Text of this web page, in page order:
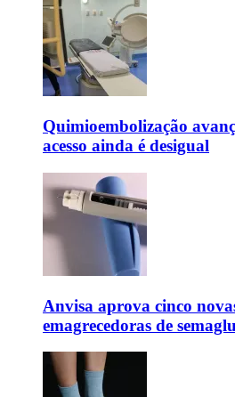
Quimioembolização
acesso ainda é desigual
Anvisa aprova cinco
emagrecedoras de